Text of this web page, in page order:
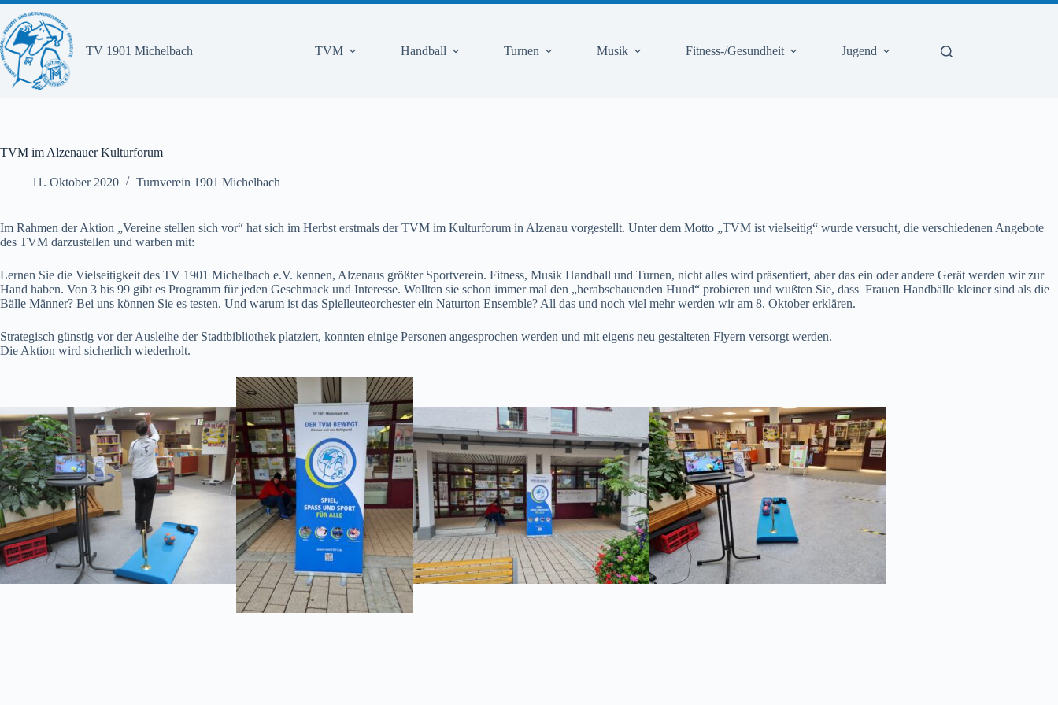
Zum
Inhalt
springen
TV 1901 Michelbach
TVM Handball Turnen Musik Fitness-/Gesundheit Jugend
TVM im Alzenauer Kulturforum
11. Oktober 2020 Turnverein 1901 Michelbach
Im Rahmen der Aktion „Vereine stellen sich vor“ hat sich im Herbst erstmals der TVM im Kulturforum in Alzenau vorgestellt. Unter dem Motto „TVM ist vielseitig“ wurde versucht, die verschiedenen Angebote
des TVM darzustellen und warben mit:
Lernen Sie die Vielseitigkeit des TV 1901 Michelbach e.V. kennen, Alzenaus größter Sportverein. Fitness, Musik Handball und Turnen, nicht alles wird präsentiert, aber das ein oder andere Gerät werden wir zur
Hand haben. Von 3 bis 99 gibt es Programm für jeden Geschmack und Interesse. Wollten sie schon immer mal den „herabschauenden Hund“ probieren und wußten Sie, dass Frauen Handbälle kleiner sind als die
Bälle Männer? Bei uns können Sie es testen. Und warum ist das Spielleuteorchester ein Naturton Ensemble? All das und noch viel mehr werden wir am 8. Oktober erklären.
Strategisch günstig vor der Ausleihe der Stadtbibliothek platziert, konnten einige Personen angesprochen werden und mit eigens neu gestalteten Flyern versorgt werden.
Die Aktion wird sicherlich wiederholt.